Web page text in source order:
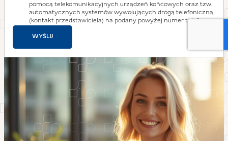
pomocą telekomunikacyjnych urządzeń końcowych oraz tzw.
automatycznych systemów wywołujących drogą telefoniczną
(kontakt przedstawiciela) na podany powyżej numer telefonu
WYŚLIJ